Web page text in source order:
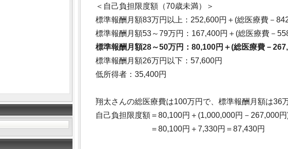
＜自己負担限度額（70歳未満）＞
標準報酬月額83万円以上：252,600円＋(総医療費－
標準報酬月額53～79万円：167,400円＋(総医療費－
標準報酬月額28～50万円：80,100円＋(総医療費－
標準報酬月額26万円以下：57,600円
低所得者：35,400円
翔太さんの総医療費は100万円で、標準報酬月額は36
自己負担限度額＝80,100円＋(1,000,000円－267,000円
＝80,100円＋7,330円＝87,430円